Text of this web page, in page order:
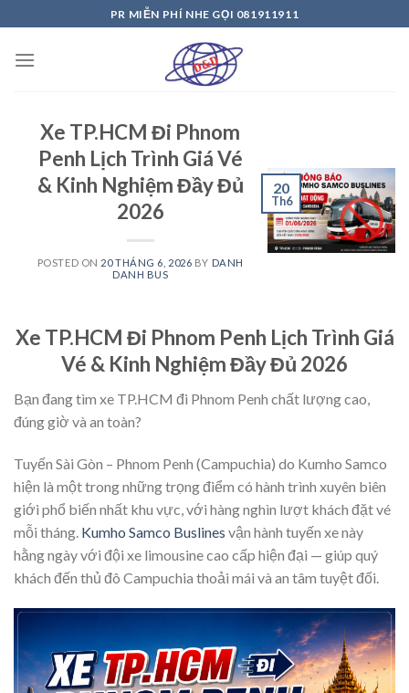
content
PR MIỄN PHÍ NHE GỌI 081911911
Xe TP.HCM Đi Phnom
Penh Lịch Trình Giá Vé
& Kinh Nghiệm Đầy Đủ
2026
POSTED ON 20 THÁNG 6, 2026 BY DANH
DANH BUS
20
Th6
Xe TP.HCM Đi Phnom Penh Lịch Trình Giá
Vé & Kinh Nghiệm Đầy Đủ 2026
Bạn đang tìm xe TP.HCM đi Phnom Penh chất lượng cao,
đúng giờ và an toàn?
Tuyến Sài Gòn – Phnom Penh (Campuchia) do Kumho Samco
hiện là một trong những trọng điểm có hành trình xuyên biên
giới phổ biến nhất khu vực, với hàng nghìn lượt khách đặt vé
mỗi tháng. Kumho Samco Buslines vận hành tuyến xe này
hằng ngày với đội xe limousine cao cấp hiện đại — giúp quý
khách đến thủ đô Campuchia thoải mái và an tâm tuyệt đối.